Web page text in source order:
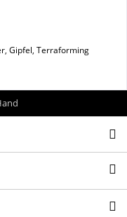
, Gipfel, Terraforming